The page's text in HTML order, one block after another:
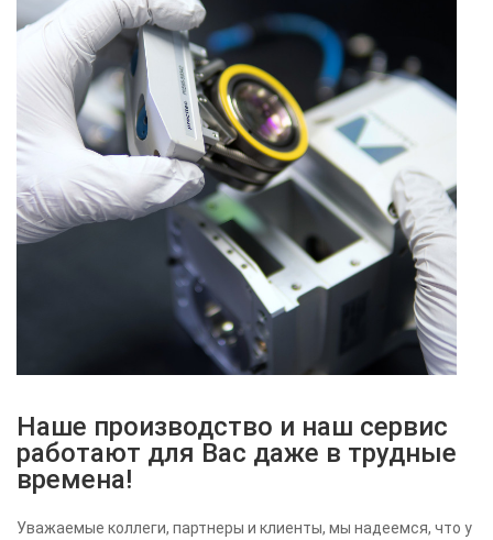
Наше производство и наш сервис
работают для Вас даже в трудные
времена!
Уважаемые коллеги, партнеры и клиенты, мы надеемся, что у